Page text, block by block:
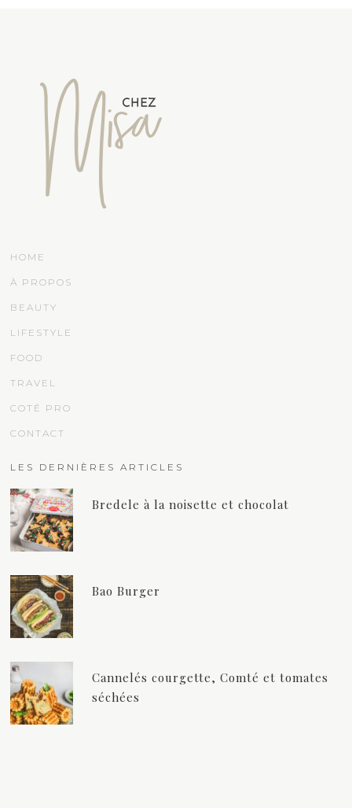
HOME
À PROPOS
BEAUTY
LIFESTYLE
FOOD
TRAVEL
COTÉ PRO
CONTACT
LES DERNIÈRES ARTICLES
Bredele à la noisette et chocolat
Bao Burger
Cannelés courgette, Comté et tomates
séchées